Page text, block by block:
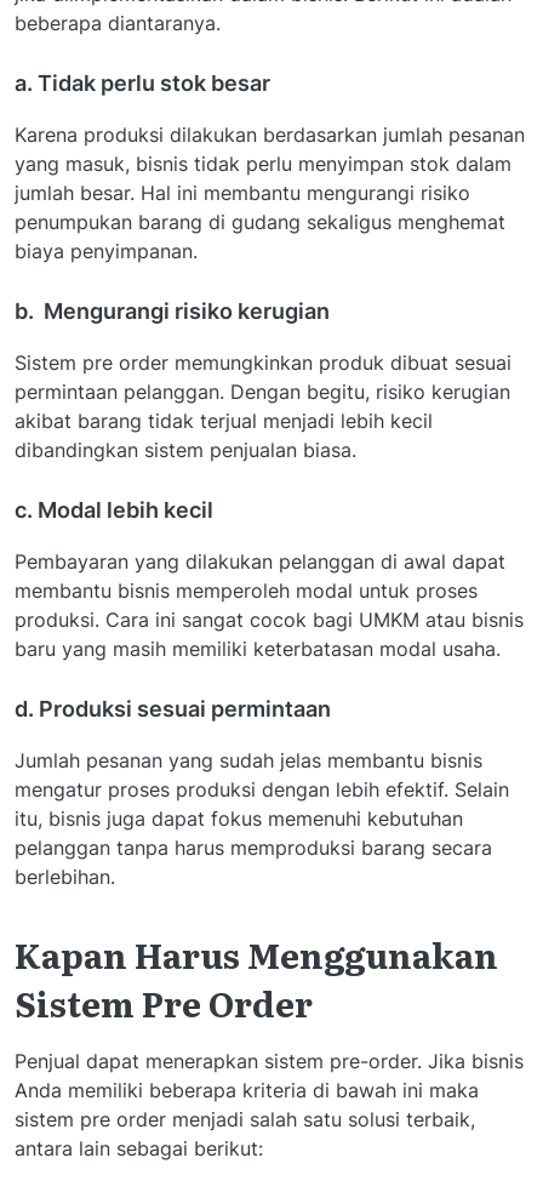
beberapa diantaranya.
a. Tidak perlu stok besar
Karena produksi dilakukan berdasarkan jumlah pesanan
yang masuk, bisnis tidak perlu menyimpan stok dalam
jumlah besar. Hal ini membantu mengurangi risiko
penumpukan barang di gudang sekaligus menghemat
biaya penyimpanan.
b. Mengurangi risiko kerugian
Sistem pre order memungkinkan produk dibuat sesuai
permintaan pelanggan. Dengan begitu, risiko kerugian
akibat barang tidak terjual menjadi lebih kecil
dibandingkan sistem penjualan biasa.
c. Modal lebih kecil
Pembayaran yang dilakukan pelanggan di awal dapat
membantu bisnis memperoleh modal untuk proses
produksi. Cara ini sangat cocok bagi UMKM atau bisnis
baru yang masih memiliki keterbatasan modal usaha.
d. Produksi sesuai permintaan
Jumlah pesanan yang sudah jelas membantu bisnis
mengatur proses produksi dengan lebih efektif. Selain
itu, bisnis juga dapat fokus memenuhi kebutuhan
pelanggan tanpa harus memproduksi barang secara
berlebihan.
Kapan Harus Menggunakan
Sistem Pre Order
Penjual dapat menerapkan sistem pre-order. Jika bisnis
Anda memiliki beberapa kriteria di bawah ini maka
sistem pre order menjadi salah satu solusi terbaik,
antara lain sebagai berikut: